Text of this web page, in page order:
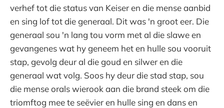
verhef tot die status van Keiser en die mense aanbid
en sing lof tot die generaal. Dit was 'n groot eer. Die
generaal sou 'n lang tou vorm met al die slawe en
gevangenes wat hy geneem het en hulle sou vooruit
stap, gevolg deur al die goud en silwer en die
generaal wat volg. Soos hy deur die stad stap, sou
die mense orals wierook aan die brand steek om die
triomftog mee te seëvier en hulle sing en dans en